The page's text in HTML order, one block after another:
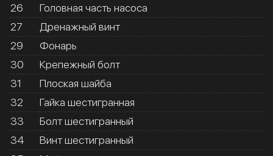
26
Головная часть насоса
27
Дренажный винт
29
Фонарь
30
Крепежный болт
31
Плоская шайба
32
Гайка шестигранная
33
Болт шестигранный
34
Винт шестигранный